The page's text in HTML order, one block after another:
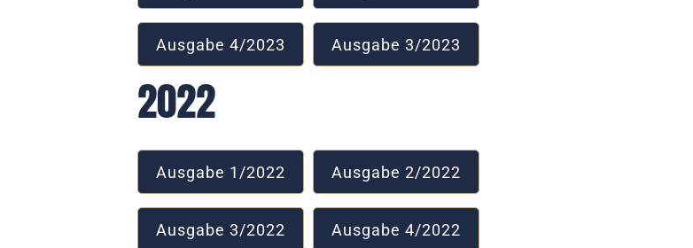
Ausgabe 4/2023 Ausgabe 3/2023
2022
Ausgabe 1/2022 Ausgabe 2/2022
Ausgabe 3/2022 Ausgabe 4/2022